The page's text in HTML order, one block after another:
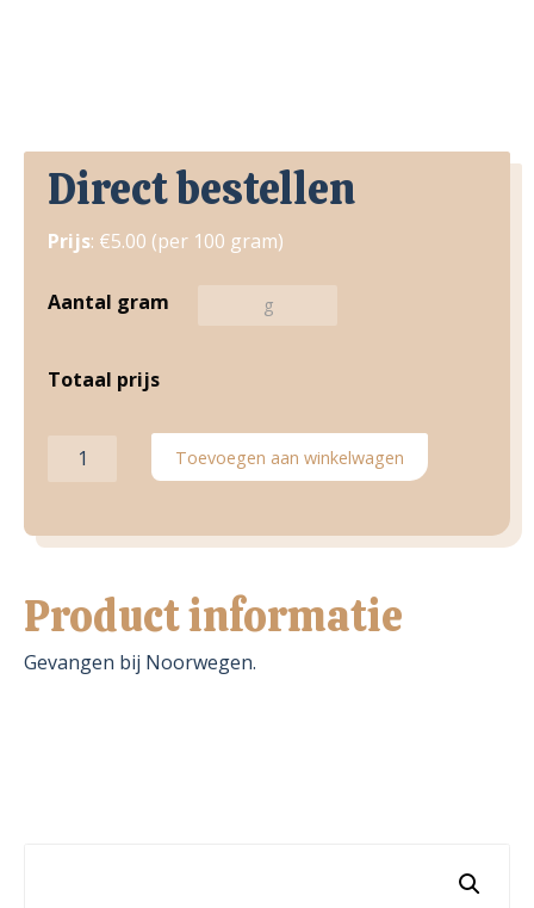
Direct bestellen
Prijs: €5.00 (per 100 gram)
Aantal gram
Totaal prijs
Heilbotfilet
Toevoegen aan winkelwagen
Product informatie
Gevangen bij Noorwegen.